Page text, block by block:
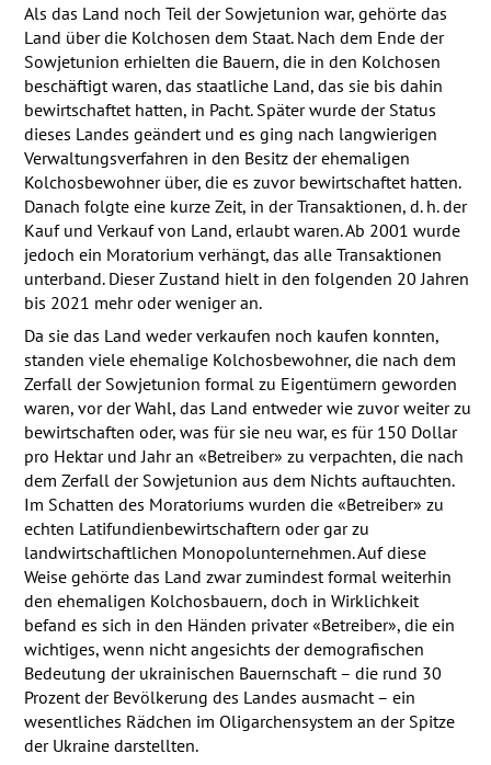
Als das Land noch Teil der Sowjetunion war, gehörte das
Land über die Kolchosen dem Staat. Nach dem Ende der
Sowjetunion erhielten die Bauern, die in den Kolchosen
beschäftigt waren, das staatliche Land, das sie bis dahin
bewirtschaftet hatten, in Pacht. Später wurde der Status
dieses Landes geändert und es ging nach langwierigen
Verwaltungsverfahren in den Besitz der ehemaligen
Kolchosbewohner über, die es zuvor bewirtschaftet hatten.
Danach folgte eine kurze Zeit, in der Transaktionen, d. h. der
Kauf und Verkauf von Land, erlaubt waren. Ab 2001 wurde
jedoch ein Moratorium verhängt, das alle Transaktionen
unterband. Dieser Zustand hielt in den folgenden 20 Jahren
bis 2021 mehr oder weniger an.
Da sie das Land weder verkaufen noch kaufen konnten,
standen viele ehemalige Kolchosbewohner, die nach dem
Zerfall der Sowjetunion formal zu Eigentümern geworden
waren, vor der Wahl, das Land entweder wie zuvor weiter zu
bewirtschaften oder, was für sie neu war, es für 150 Dollar
pro Hektar und Jahr an «Betreiber» zu verpachten, die nach
dem Zerfall der Sowjetunion aus dem Nichts auftauchten.
Im Schatten des Moratoriums wurden die «Betreiber» zu
echten Latifundienbewirtschaftern oder gar zu
landwirtschaftlichen Monopolunternehmen. Auf diese
Weise gehörte das Land zwar zumindest formal weiterhin
den ehemaligen Kolchosbauern, doch in Wirklichkeit
befand es sich in den Händen privater «Betreiber», die ein
wichtiges, wenn nicht angesichts der demografischen
Bedeutung der ukrainischen Bauernschaft – die rund 30
Prozent der Bevölkerung des Landes ausmacht – ein
wesentliches Rädchen im Oligarchensystem an der Spitze
der Ukraine darstellten.